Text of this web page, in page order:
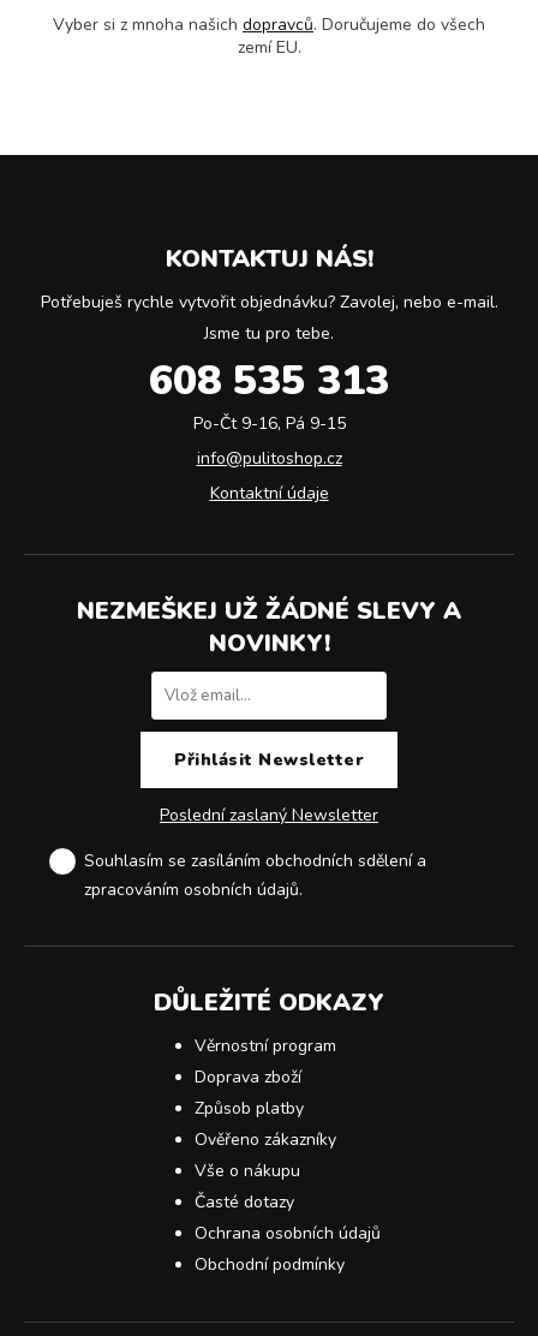
Vyber si z mnoha našich dopravců. Doručujeme do všech
zemí EU.
KONTAKTUJ NÁS!
Potřebuješ rychle vytvořit objednávku? Zavolej, nebo e-mail.
Jsme tu pro tebe.
608 535 313
Po-Čt 9-16, Pá 9-15
info@pulitoshop.cz
Kontaktní údaje
NEZMEŠKEJ UŽ ŽÁDNÉ SLEVY A
NOVINKY!
Poslední zaslaný Newsletter
Souhlasím se zasíláním obchodních sdělení a
zpracováním osobních údajů.
DŮLEŽITÉ ODKAZY
Věrnostní program
Doprava zboží
Způsob platby
Ověřeno zákazníky
Vše o nákupu
Časté dotazy
Ochrana osobních údajů
Obchodní podmínky